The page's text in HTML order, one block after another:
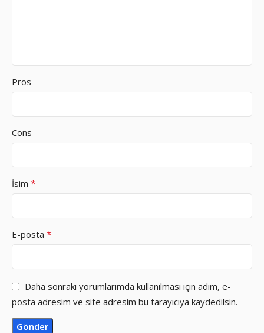
Pros
Cons
İsim *
E-posta *
Daha sonraki yorumlarımda kullanılması için adım, e-
posta adresim ve site adresim bu tarayıcıya kaydedilsin.